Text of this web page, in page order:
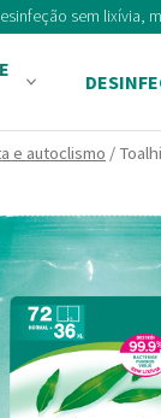
sem lixívia,
e autoclismo /